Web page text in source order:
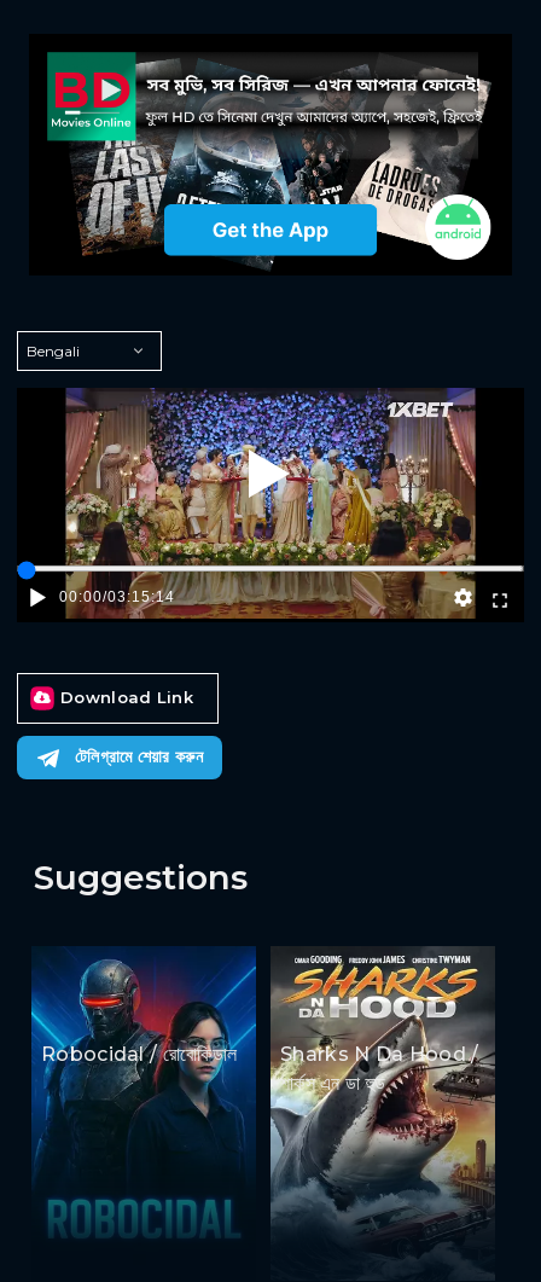
Play
00:00/03:15:14
Download Link
টেলিগ্রামে শেয়ার করুন
Suggestions
Robocidal / রোবোকিডাল
Sharks N Da Hood /
শার্কস এন ডা হুড